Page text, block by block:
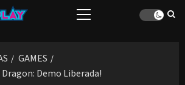
Primary
GAMES
Demo Liberada!